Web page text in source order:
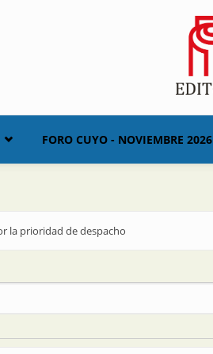
FORO CUYO - NOVIEMBRE 2026
la prioridad de despacho